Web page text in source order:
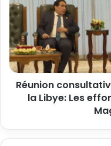
Réunion
la Libye: Les